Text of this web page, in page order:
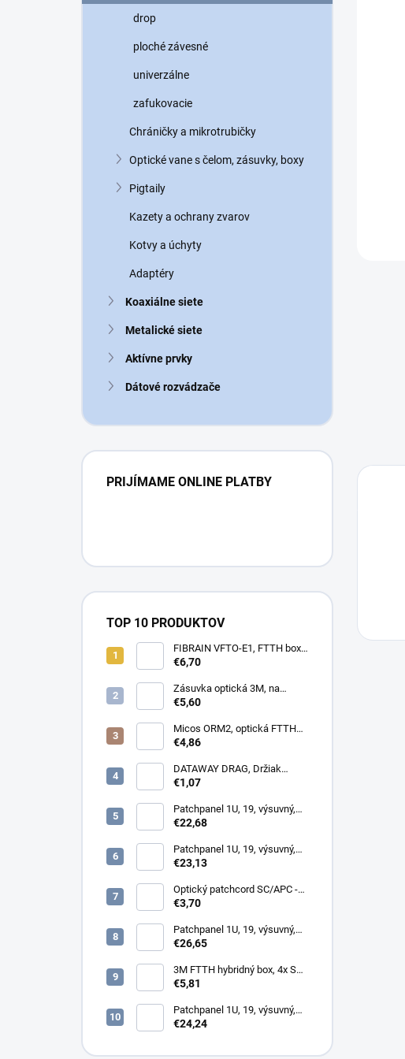
n
drop
ploché závesné
univerzálne
zafukovacie
Chráničky a mikrotrubičky
Optické vane s čelom, zásuvky, boxy
Pigtaily
Kazety a ochrany zvarov
Kotvy a úchyty
Adaptéry
Koaxiálne siete
Metalické siete
Aktívne prvky
Dátové rozvádzače
PRIJÍMAME ONLINE PLATBY
TOP 10 PRODUKTOV
FIBRAIN VFTO-E1, FTTH box,
1x adaptér SC/APC, 1x pigtail
€6,70
Zásuvka optická 3M, na
omítku hybridní, 8686,
€5,60
Micos ORM2, optická FTTH
zásuvka, 2x SC simplex
€4,86
DATAWAY DRAG, Držiak
kotvy, na stĺp, kovový
€1,07
Patchpanel 1U, 19, výsuvný,
12x SC simplex, biely (1x
€22,68
Patchpanel 1U, 19, výsuvný,
24x SC duplex, biely (2x
€23,13
Optický patchcord SC/APC -
LC/PC 1m duplex, SM,
€3,70
Patchpanel 1U, 19, výsuvný,
12x SC duplex, biely (2x
€26,65
3M FTTH hybridný box, 4x SC,
keystone, simplex, vnútorný
€5,81
Patchpanel 1U, 19, výsuvný,
24x SC simplex, 24x LC
€24,24